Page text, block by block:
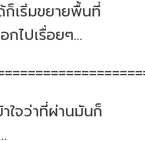
ก็เริ่มขยายพื้นที่
กไปเรื่อยๆ…
าใจว่าที่ผ่านมันก็